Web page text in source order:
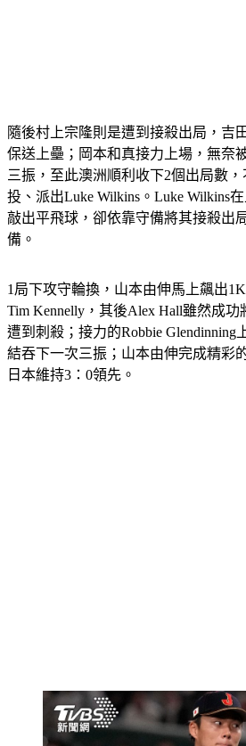
隨後村上宗隆則是遭到接殺出局，吉
保送上壘；岡本和真接力上場，無奈
三振，至此澳洲順利收下2個出局數
投、派出Luke Wilkins。Luke Wilkins
敲出平飛球，卻依靠守備將其接殺出
備。
1局下攻守輪換，山本由伸馬上飆出
Tim Kennelly，其後Alex Hall雖然成
遭到刺殺；接力的Robbie Glendinning
結吞下一次三振；山本由伸完成精彩
日本維持3：0領先。